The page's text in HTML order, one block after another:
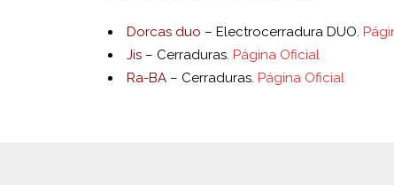
Dorcas duo – Electrocerradura DUO.
Jis – Cerraduras. Página Oficial
Ra-BA – Cerraduras. Página Oficial